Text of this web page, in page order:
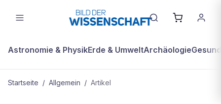
Astronomie & PhysikErde & UmweltArchäologie
Startseite / Allgemein / Artikel